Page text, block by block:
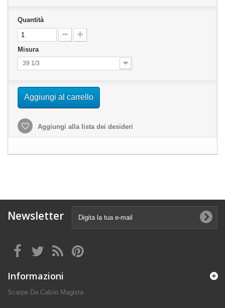
Quantità
Misura
39 1/3
Aggiungi al carrello
Aggiungi alla lista dei desideri
Newsletter
Informazioni
Scarpe Da Calcio Magista